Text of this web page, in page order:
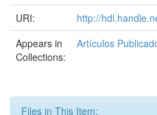
URI:
http://
Appears in
Collections:
Artículos
Files in This Item: